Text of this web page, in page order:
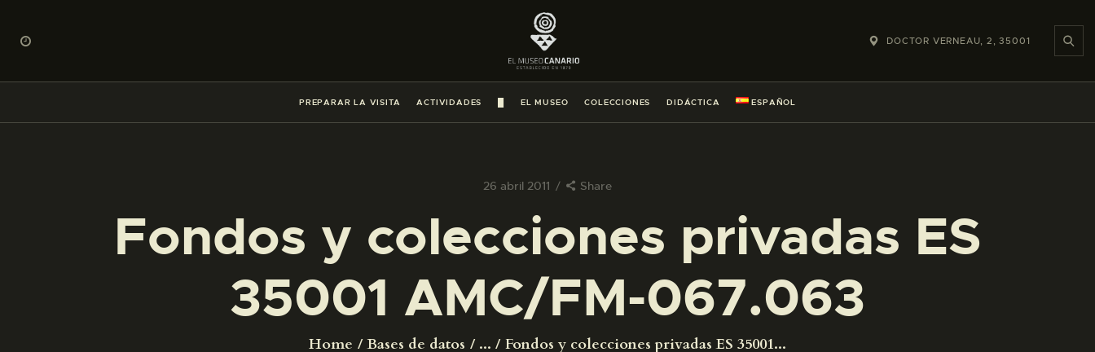
DOCTOR VERNEAU, 2, 35001
PREPARAR LA VISITA ACTIVIDADES EL MUSEO COLECCIONES DIDÁCTICA ESPAÑOL
26 abril 2011 Share
Fondos y colecciones privadas ES
35001 AMC/FM-067.063
Home Bases de datos ... Fondos y colecciones privadas ES 35001...
PREPARAR LA VISITA
ACTIVIDADES
█
COLECCIONES
DIDÁCTICA
ESPAÑOL